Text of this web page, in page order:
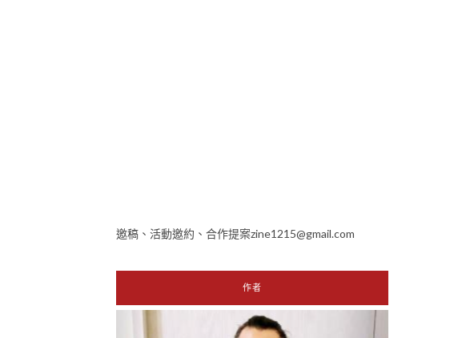
邀稿、活動邀約、合作提案zine1215@gmail.com
作者